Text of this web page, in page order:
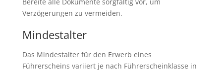
Bereite alle Dokumente sorgfältig vor, um
Verzögerungen zu vermeiden.
Mindestalter
Das Mindestalter für den Erwerb eines
Führerscheins variiert je nach Führerscheinklasse in